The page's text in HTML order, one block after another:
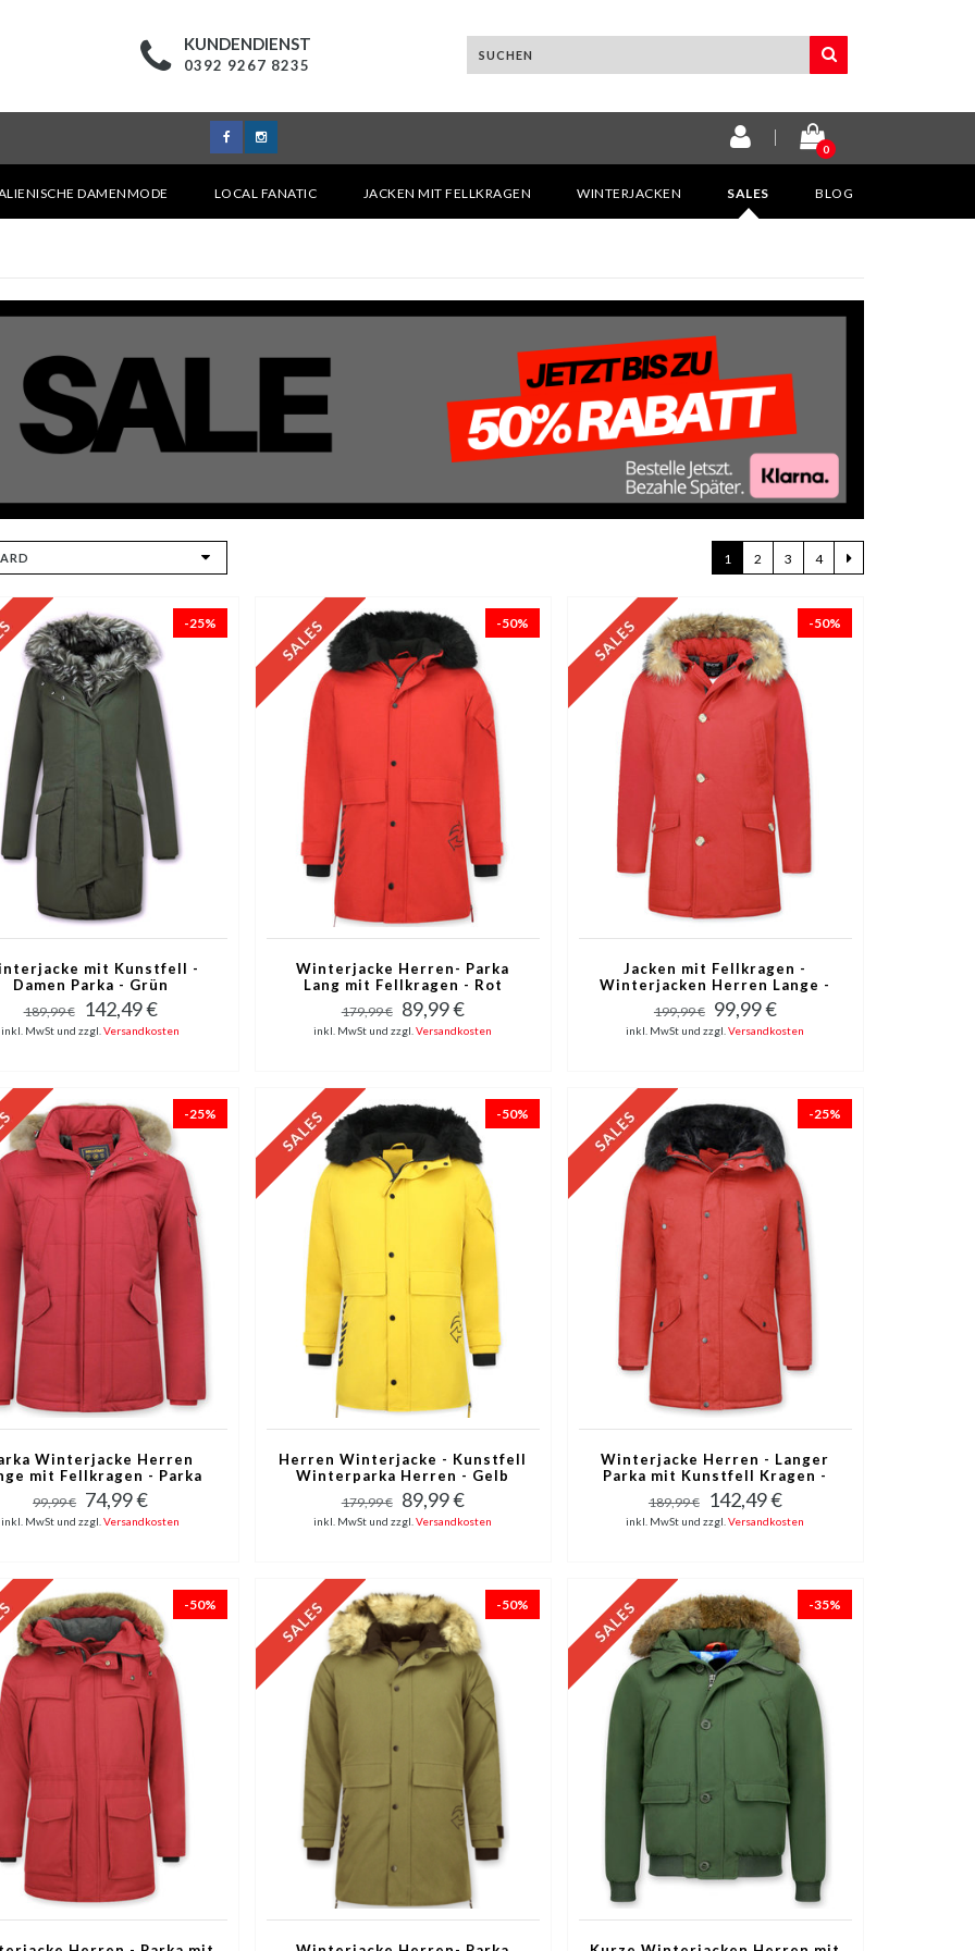
KUNDENDIENST
0392 9267 8235
0
DAMENMODE LOCAL FANATIC JACKEN MIT FELLKRAGEN WINTERJACKEN SALES BLOG
1 2 3 4
-25%
mit Kunstfell -
Damen Parka - Grün
189,99 € 142,49 €
inkl. MwSt und zzgl.Versandkosten
-50%
Winterjacke Herren- Parka
Lang mit Fellkragen - Rot
179,99 € 89,99 €
inkl. MwSt und zzgl.Versandkosten
-50%
Jacken mit Fellkragen -
Winterjacken Herren Lange -
Große Pelzkragen - Parka 4
Tasche Wooly - Rot
199,99 € 99,99 €
inkl. MwSt und zzgl.Versandkosten
-25%
Winterjacke Herren
mit Fellkragen - Parka
Karo - Rot
99,99 € 74,99 €
inkl. MwSt und zzgl.Versandkosten
-50%
Herren Winterjacke - Kunstfell
Winterparka Herren - Gelb
179,99 € 89,99 €
inkl. MwSt und zzgl.Versandkosten
-25%
Winterjacke Herren - Langer
Parka mit Kunstfell Kragen -
Kunstfellkragen - Army /
Bordeaux Rot
189,99 € 142,49 €
inkl. MwSt und zzgl.Versandkosten
-50% -50% -35%